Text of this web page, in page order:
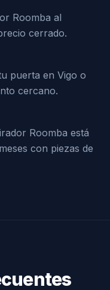
Roomba al
cerrado.
puerta en Vigo o
cercano.
Roomba está
con piezas de